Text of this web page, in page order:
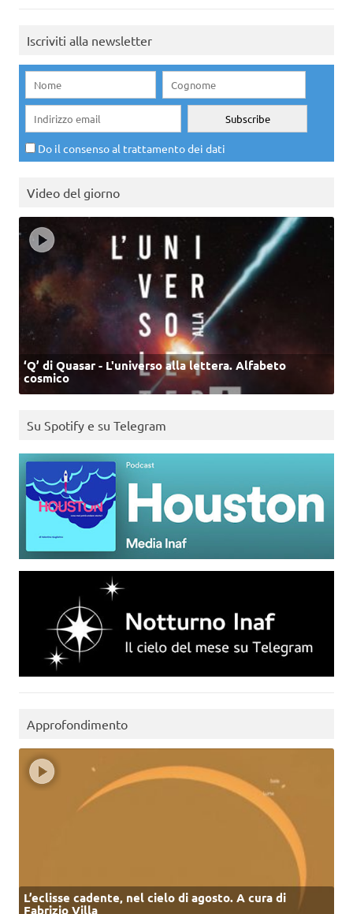
Iscriviti alla newsletter
Do il consenso al trattamento dei dati
Video del giorno
‘Q’ di Quasar - L'universo alla lettera. Alfabeto
cosmico
Su Spotify e su Telegram
Approfondimento
L’eclisse cadente, nel cielo di agosto. A cura di
Fabrizio Villa